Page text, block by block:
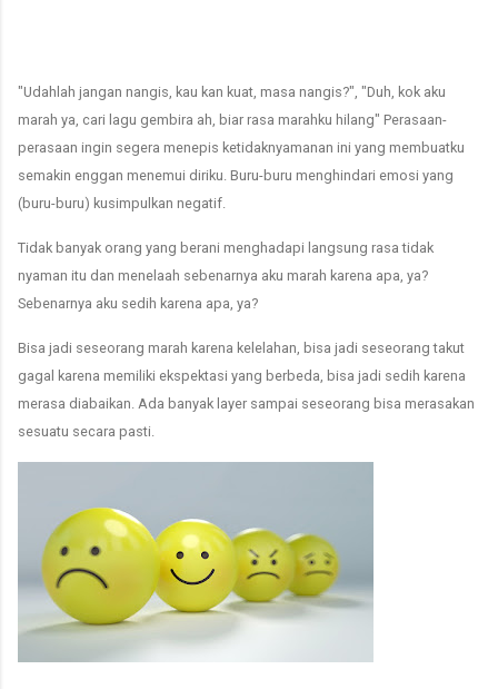
"Udahlah jangan nangis, kau kan kuat, masa nangis?", "Duh, kok aku
marah ya, cari lagu gembira ah, biar rasa marahku hilang" Perasaan-
perasaan ingin segera menepis ketidaknyamanan ini yang membuatku
semakin enggan menemui diriku. Buru-buru menghindari emosi yang
(buru-buru) kusimpulkan negatif.
Tidak banyak orang yang berani menghadapi langsung rasa tidak
nyaman itu dan menelaah sebenarnya aku marah karena apa, ya?
Sebenarnya aku sedih karena apa, ya?
Bisa jadi seseorang marah karena kelelahan, bisa jadi seseorang takut
gagal karena memiliki ekspektasi yang berbeda, bisa jadi sedih karena
merasa diabaikan. Ada banyak layer sampai seseorang bisa merasakan
sesuatu secara pasti.